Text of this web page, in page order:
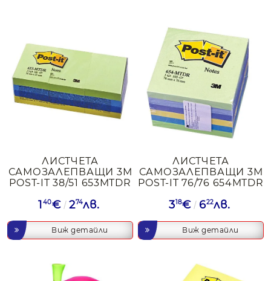
ЛИСТЧЕТА
САМОЗАЛЕПВАЩИ 3М
POST-IT 38/51 653MTDR
1 40€ 274лв.
Виж детайли
ЛИСТЧЕТА
САМОЗАЛЕПВАЩИ 3М
POST-IT 76/76 654MTDR
318€ 622лв.
Виж детайли